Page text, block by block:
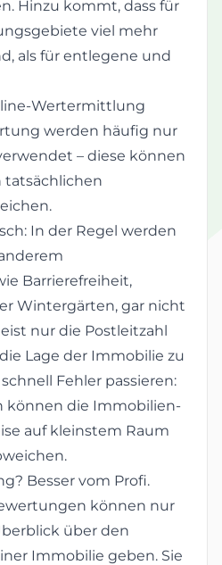
Hinzu kommt, dass für
viel mehr
als für entlegene und
Wertermittlung
werden häufig nur
– diese können
tatsächlichen
In der Regel werden
Barrierefreiheit,
Wintergärten, gar nicht
nur die Postleitzahl
Lage der Immobilie zu
Fehler passieren:
können die Immobilien-
auf kleinstem Raum
Besser vom Profi.
können nur
über den
Immobilie geben. Sie